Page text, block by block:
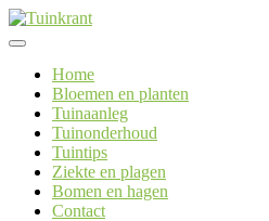
Skip
to
Home
Bloemen en planten
Tuinaanleg
Tuinonderhoud
Tuintips
Ziekte en plagen
Bomen en hagen
Contact